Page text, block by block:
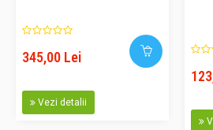
110,00 Lei
Adaugă în
345,00 Lei
Vezi detalii